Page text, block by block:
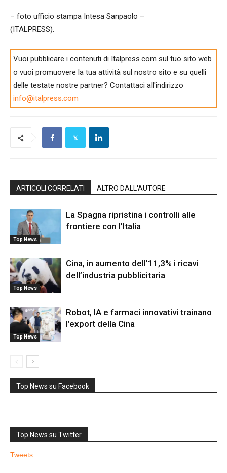
– foto ufficio stampa Intesa Sanpaolo –
(ITALPRESS).
Vuoi pubblicare i contenuti di Italpress.com sul tuo sito web
o vuoi promuovere la tua attività sul nostro sito e su quelli
delle testate nostre partner? Contattaci all'indirizzo
info@italpress.com
ARTICOLI CORRELATI ALTRO DALL'AUTORE
Top News
La Spagna ripristina i controlli alle
frontiere con l’Italia
Top News
Cina, in aumento dell’11,3% i ricavi
dell’industria pubblicitaria
Top News
Robot, IA e farmaci innovativi trainano
l’export della Cina
Top News su Facebook
Top News su Twitter
Tweets